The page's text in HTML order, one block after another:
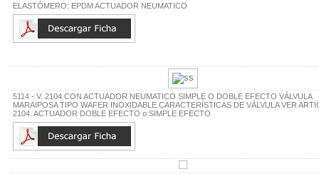
ELASTÓMERO: EPDM ACTUADOR NEUMATICO
5114 - V. 2104 CON ACTUADOR NEUMATICO SIMPLE O DOBLE EFECTO VÁLVULA
MARAIPOSA TIPO WAFER INOXIDABLE.CARACTERÍSTICAS DE VÁLVULA VER
2104. ACTUADOR DOBLE EFECTO o SIMPLE EFECTO